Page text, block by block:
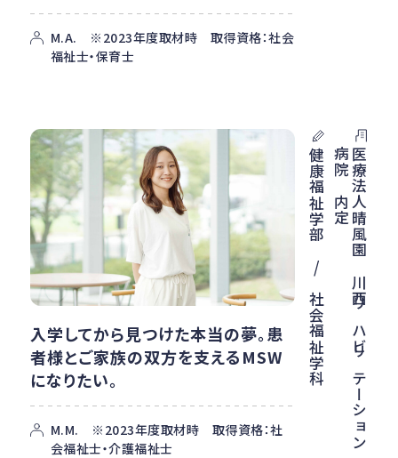
M.A. ※2023年度取材時 取得資格：社会
福祉士・保育士
入学してから見つけた本当の夢。患
者様とご家族の双方を支えるMSW
になりたい。
M.M. ※2023年度取材時 取得資格：社
会福祉士・介護福祉士
医
療
法
人
晴
風
園
川
西
リ
ハ
ビ
リ
テ
ー
シ
ョ
ン
病
院
内
定
健康福祉学部 / 社会福祉学科